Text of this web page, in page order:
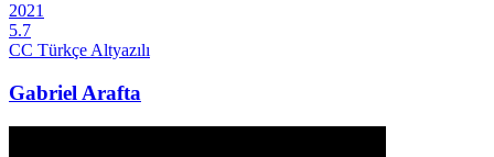
2021
5.7
CC Türkçe Altyazılı
Gabriel Arafta